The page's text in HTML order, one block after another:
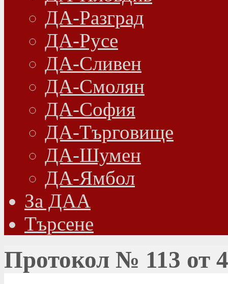
ДА-Разград
ДА-Русе
ДА-Сливен
ДА-Смолян
ДА-София
ДА-Търговище
ДА-Шумен
ДА-Ямбол
Зa ДАА
Търсене
Протокол № 113 от